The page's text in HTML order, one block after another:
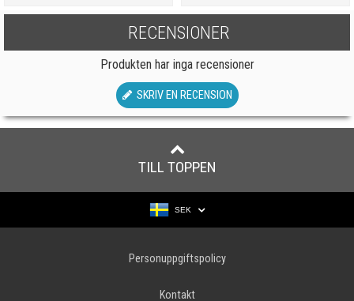
RECENSIONER
Produkten har inga recensioner
SKRIV EN RECENSION
TILL TOPPEN
SEK
Personuppgiftspolicy
Kontakt